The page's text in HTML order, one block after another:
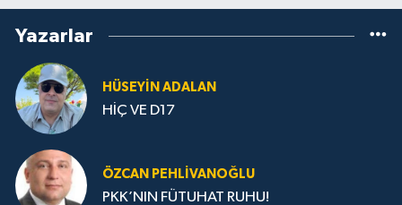
Yazarlar
HÜSEYIN ADALAN
HİÇ VE D17
ÖZCAN PEHLIVANOĞLU
PKK’NIN FÜTUHAT RUHU!